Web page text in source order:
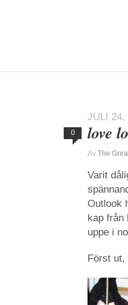
JULI 24,
0 love
Av The
Varit
Outlook
kap från
uppe i
Först ut,